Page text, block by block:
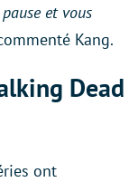
et vous
Kang.
Dead
ont